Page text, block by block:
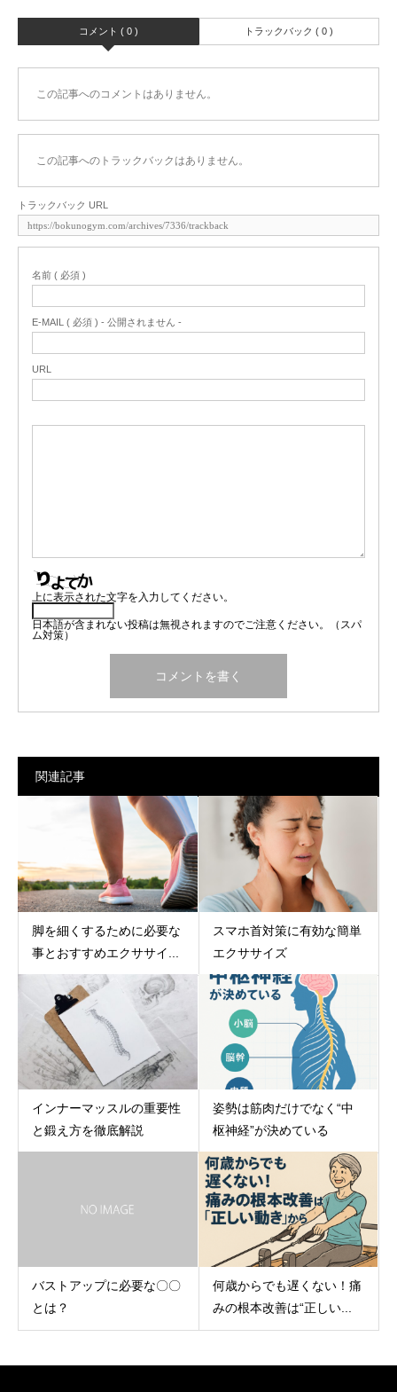
コメント ( 0 ) トラックバック ( 0 )
この記事へのコメントはありません。
この記事へのトラックバックはありません。
トラックバック URL
名前 ( 必須 )
E-MAIL ( 必須 ) - 公開されません -
URL
上に表示された文字を入力してください。
日本語が含まれない投稿は無視されますのでご注意ください。（スパ
ム対策）
関連記事
脚を細くするために必要な
事とおすすめエクササイ...
スマホ首対策に有効な簡単
エクササイズ
インナーマッスルの重要性
と鍛え方を徹底解説
姿勢は筋肉だけでなく“中
枢神経”が決めている
バストアップに必要な〇〇
とは？
何歳からでも遅くない！痛
みの根本改善は“正しい...